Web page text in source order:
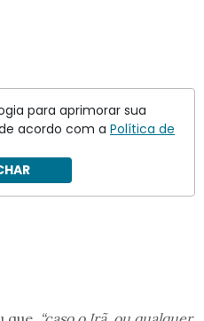
para aprimorar sua
acordo com a Política de